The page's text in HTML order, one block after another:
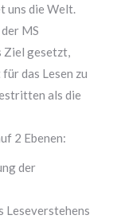
uns die Welt.
MS
Ziel gesetzt,
das Lesen zu
als die
2 Ebenen:
der
Leseverstehens